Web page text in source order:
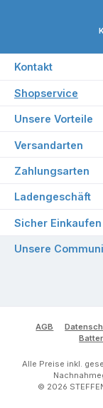
Kontakt
Shopservice
Unsere Vorteile
Versandarten
Zahlungsarten
Ladengeschäft
Sicher Einkaufen
Unsere
AGB
Alle Preise inkl.
© 2026